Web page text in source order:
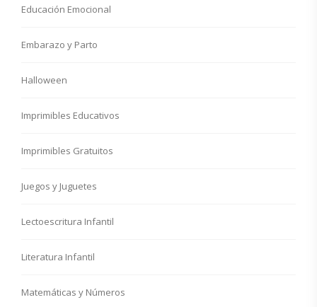
Educación Emocional
Embarazo y Parto
Halloween
Imprimibles Educativos
Imprimibles Gratuitos
Juegos y Juguetes
Lectoescritura Infantil
Literatura Infantil
Matemáticas y Números